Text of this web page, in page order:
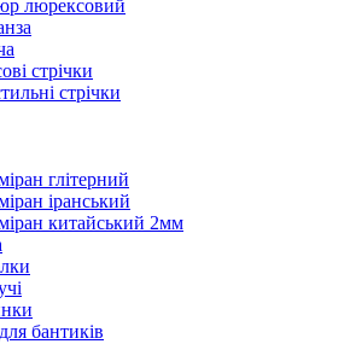
люрексовий
стрічки
стрічки
глітерний
іранський
китайський 2мм
бантиків